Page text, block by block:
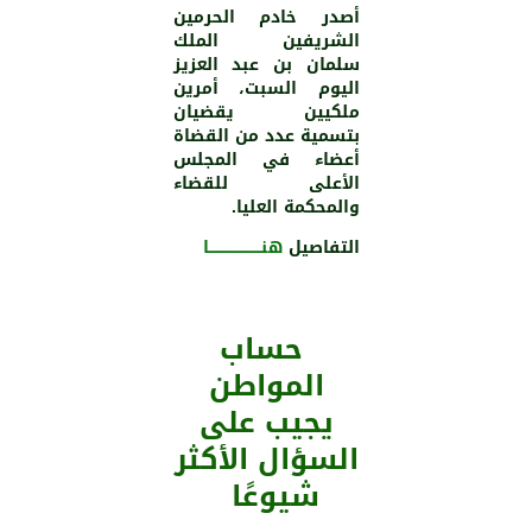
أصدر خادم الحرمين
الشريفين الملك
سلمان بن عبد العزيز
اليوم السبت، أمرين
ملكيين يقضيان
بتسمية عدد من القضاة
أعضاء في المجلس
الأعلى للقضاء
والمحكمة العليا.
التفاصيلهنــــــــــــــــــــــا
حساب
المواطن
يجيب على
السؤال الأكثر
شيوعًا